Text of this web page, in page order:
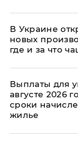
В Украине
новых
где и за что
Выплаты для
августе 2026
сроки
жилье